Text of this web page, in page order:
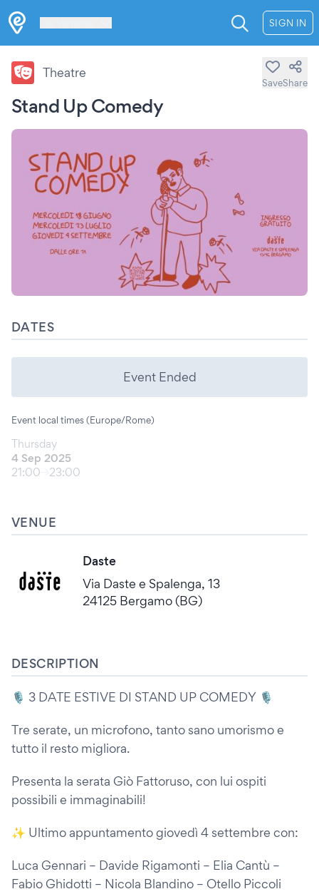
SIGN IN
Stand Up Comedy
Theatre
SaveShare
DATES
Event Ended
Event local times (Europe/Rome)
Thursday
4 Sep 2025
21:00
23:00
VENUE
Daste
Via Daste e Spalenga, 13
24125 Bergamo (BG)
DESCRIPTION
🎙️ 3 DATE ESTIVE DI STAND UP COMEDY 🎙️
Tre serate, un microfono, tanto sano umorismo e
tutto il resto migliora.
Presenta la serata Giò Fattoruso, con lui ospiti
possibili e immaginabili!
✨ Ultimo appuntamento giovedì 4 settembre con:
Luca Gennari – Davide Rigamonti – Elia Cantù –
Fabio Ghidotti – Nicola Blandino – Otello Piccoli